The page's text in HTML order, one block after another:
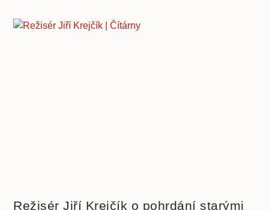
Režisér Jiří Krejčík o pohrdání starými